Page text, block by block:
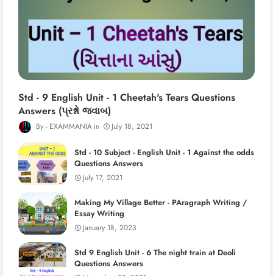
Std - 9 English Unit - 1 Cheetah's Tears Questions
Answers (પ્રશ્નો જવાબ)
EXAMMANIA July 18, 2021
Std - 10 Subject - English Unit - 1 Against the odds
Questions Answers
July 17, 2021
Making My Village Better - PAragraph Writing /
Essay Writing
January 18, 2023
Std 9 English Unit - 6 The night train at Deoli
Questions Answers